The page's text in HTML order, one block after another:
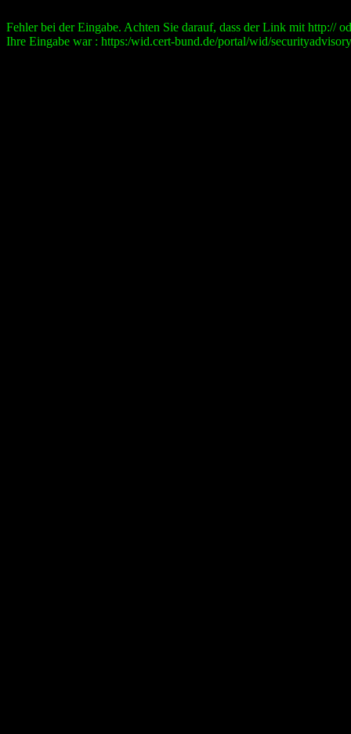
Fehler bei der Eingabe. Achten Sie darauf, dass der Link mit http://
Ihre Eingabe war : https:/wid.cert-bund.de/portal/wid/